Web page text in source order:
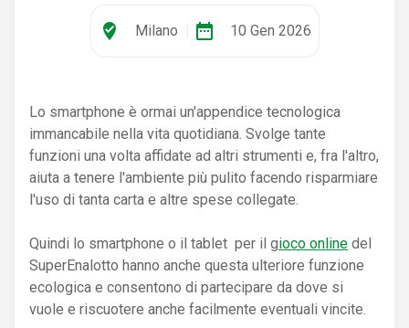
where_to_vote Milano date_range 10 Gen 2026
Lo smartphone è ormai un'appendice tecnologica
immancabile nella vita quotidiana. Svolge tante
funzioni una volta affidate ad altri strumenti e, fra l'altro,
aiuta a tenere l'ambiente più pulito facendo risparmiare
l'uso di tanta carta e altre spese collegate.
Quindi lo smartphone o il tablet per il gioco online del
SuperEnalotto hanno anche questa ulteriore funzione
ecologica e consentono di partecipare da dove si
vuole e riscuotere anche facilmente eventuali vincite.